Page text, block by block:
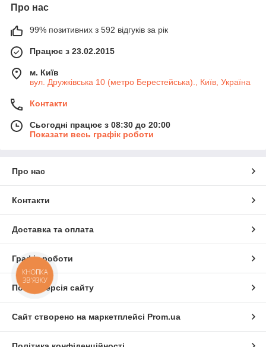
Про нас
99% позитивних з 592 відгуків за рік
Працює з 23.02.2015
м. Київ
вул. Дружківська 10 (метро Берестейська)., Київ, Україна
Контакти
Сьогодні працює з 08:30 до 20:00
Показати весь графік роботи
Про нас
Контакти
Доставка та оплата
Графік роботи
Повна версія сайту
Сайт створено на маркетплейсі Prom.ua
КНОПКА
ЗВ'ЯЗКУ